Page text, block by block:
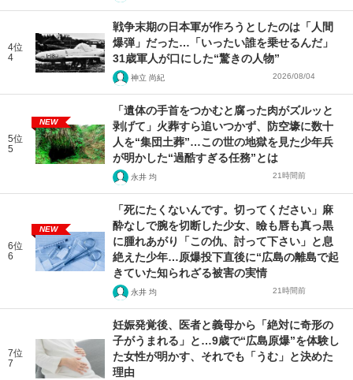
4位
4
戦争末期の日本軍が作ろうとしたのは「人間
爆弾」だった…「いったい誰を乗せるんだ」
31歳軍人が口にした“驚きの人物”
神立 尚紀 2026/08/04
5位
5
NEW
「遺体の手首をつかむと腐った肉がズルッと
剥げて」火葬すら追いつかず、防空壕に数十
人を“集団土葬”…この世の地獄を見た少年兵
が明かした“過酷すぎる任務”とは
永井 均 21時間前
6位
6
NEW
「死にたくないんです。切ってください」麻
酔なしで腕を切断した少女、瞼も唇も真っ黒
に腫れあがり「この仇、討って下さい」と息
絶えた少年…原爆投下直後に“広島の離島で起
きていた知られざる被害の実情
永井 均 21時間前
7位
7
妊娠発覚後、医者と義母から「絶対に奇形の
子がうまれる」と…9歳で“広島原爆”を体験し
た女性が明かす、それでも「うむ」と決めた
理由